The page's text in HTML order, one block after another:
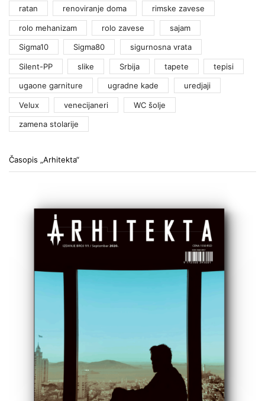
ratan renoviranje doma rimske zavese
rolo mehanizam rolo zavese sajam
Sigma10 Sigma80 sigurnosna vrata
Silent-PP slike Srbija tapete tepisi
ugaone garniture ugradne kade uredjaji
Velux venecijaneri WC šolje
zamena stolarije
Časopis „Arhitekta“